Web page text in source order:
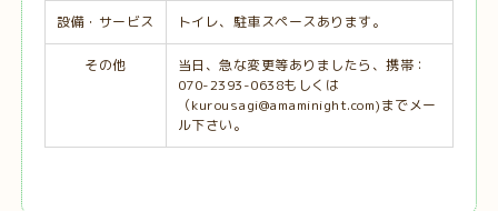
設備・サービス トイレ、駐車スペースあります。
その他
当日、急な変更等ありましたら、携帯：
070-2393-0638もしくは
（kurousagi@amaminight.com)までメー
ル下さい。